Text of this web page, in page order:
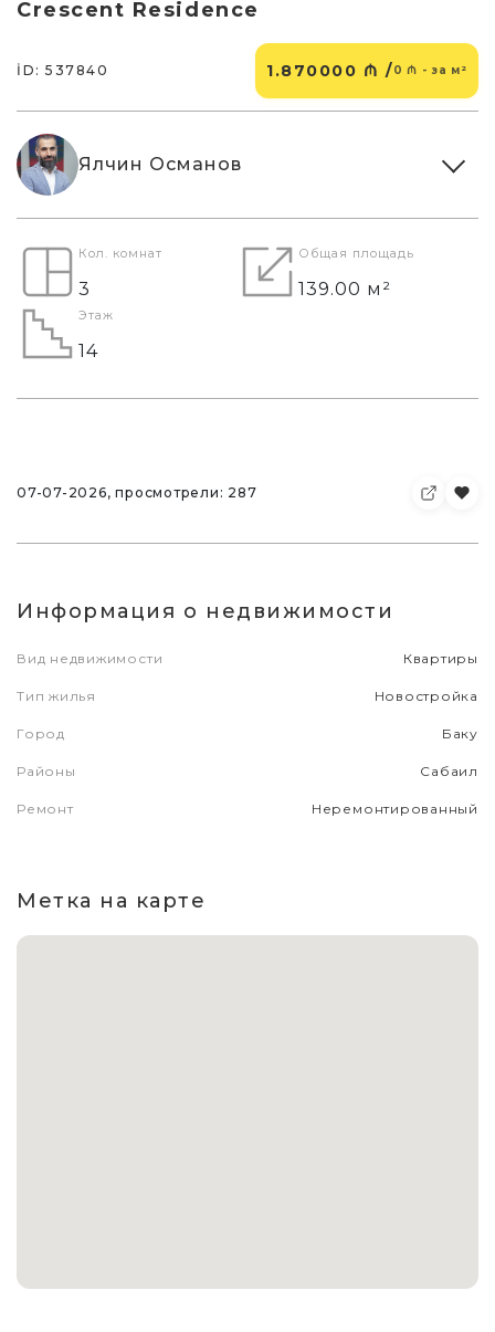
Crescent Residence
İD: 537840 1.870000 ₼ /0 ₼ - за м²
Ялчин Османов
Кол. комнат
3
Общая площадь
139.00 м²
Этаж
14
07-07-2026, просмотрели: 287
Информация о недвижимости
Вид недвижимости Квартиры
Тип жилья Новостройка
Город Баку
Районы Сабаил
Ремонт Неремонтированный
Метка на карте